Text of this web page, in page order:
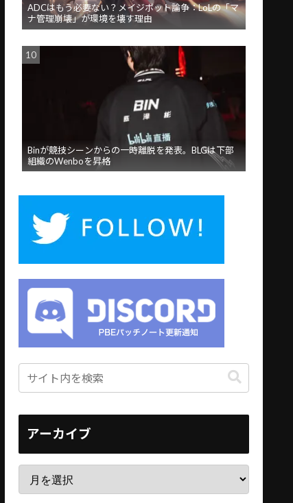
ADCはもう必要ない？メイジボット論争：LoLの「マ
ナ管理崩壊」が環境を壊す理由
Binが競技シーンからの一時離脱を発表。BLGは下部
組織のWenboを昇格
アーカイブ